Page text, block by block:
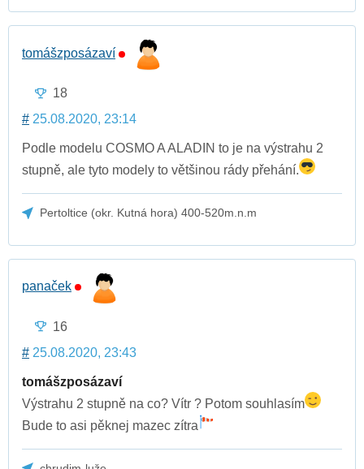
tomášzposázaví
18
# 25.08.2020, 23:14
Podle modelu COSMO A ALADIN to je na výstrahu 2
stupně, ale tyto modely to většinou rády přehání.
Pertoltice (okr. Kutná hora) 400-520m.n.m
panaček
16
# 25.08.2020, 23:43
tomášzposázaví
Výstrahu 2 stupně na co? Vítr ? Potom souhlasím
Bude to asi pěknej mazec zítra